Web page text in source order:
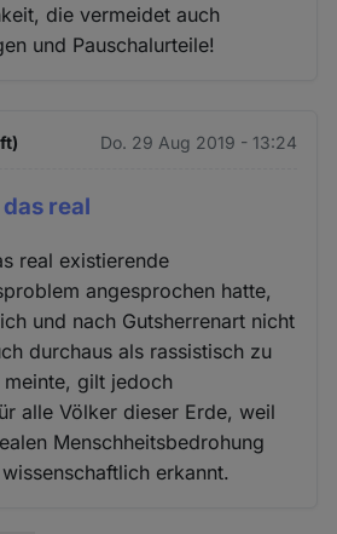
die vermeidet auch
und Pauschalurteile!
Do. 29 Aug 2019 - 13:24
real
real existierende
angesprochen hatte,
und nach Gutsherrenart nicht
durchaus als rassistisch zu
gilt jedoch
alle Völker dieser Erde, weil
Menschheitsbedrohung
erkannt.